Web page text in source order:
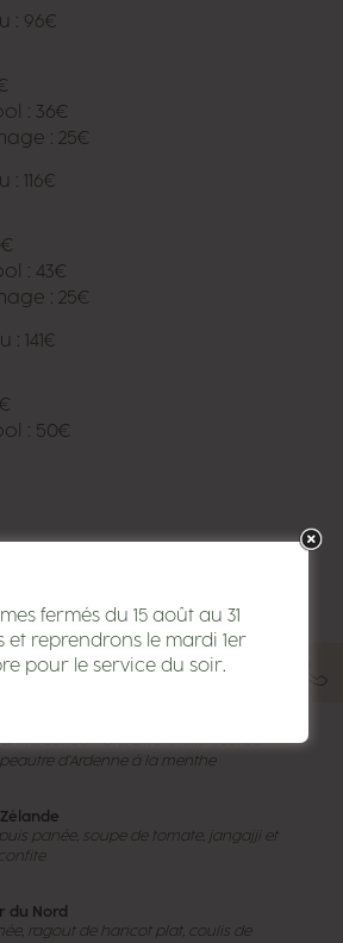
: 96€
: 36€
: 25€
: 116€
: 43€
: 25€
: 141€
: 50€
concombre, citron, relish, sorbet
d’Ardenne à la menthe
Zélande
panée, soupe de tomate, jangajji et
du Nord
ragout de haricot plat, coulis de
fermés du 15 août au 31
et reprendrons le mardi 1er
pour le service du soir.